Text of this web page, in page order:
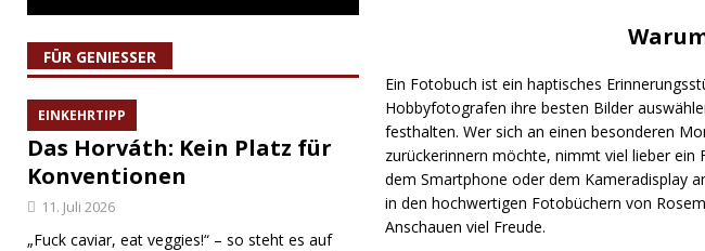
Ein Fotobuch ist ein haptisches
Hobbyfotografen ihre besten Bilder
festhalten. Wer sich an einen besonderen
zurückerinnern möchte, nimmt viel lieber
dem Smartphone oder dem Kameradisplay
in den hochwertigen Fotobüchern von
Anschauen viel Freude.
FÜR GENIESSER
EINKEHRTIPP
Das Horváth: Kein Platz für
Konventionen
11. Juli 2026
„Fuck caviar, eat veggies!“ – so steht es auf